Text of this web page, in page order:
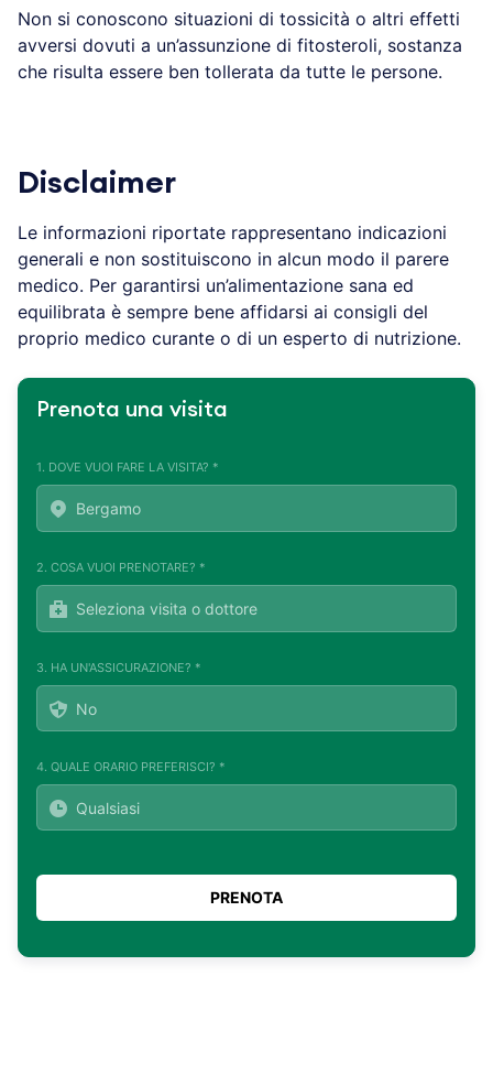
Non si conoscono situazioni di tossicità o altri effetti
avversi dovuti a un’assunzione di fitosteroli, sostanza
che risulta essere ben tollerata da tutte le persone.
Disclaimer
Le informazioni riportate rappresentano indicazioni
generali e non sostituiscono in alcun modo il parere
medico. Per garantirsi un’alimentazione sana ed
equilibrata è sempre bene affidarsi ai consigli del
proprio medico curante o di un esperto di nutrizione.
Prenota una visita
1. DOVE VUOI FARE LA VISITA? *
2. COSA VUOI PRENOTARE? *
3. HA UN'ASSICURAZIONE? *
4. QUALE ORARIO PREFERISCI? *